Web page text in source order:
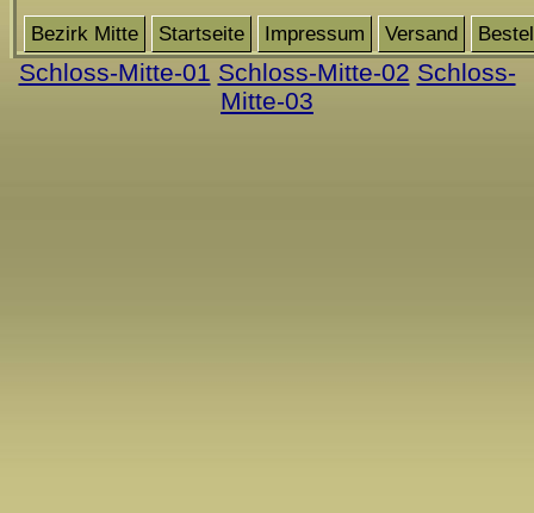
Bezirk Mitte Startseite Impressum Versand
Schloss-Mitte-01 Schloss-Mitte-02 Schloss-
Mitte-03